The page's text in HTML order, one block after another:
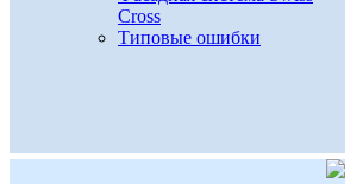
Cross
Типовые ошибки